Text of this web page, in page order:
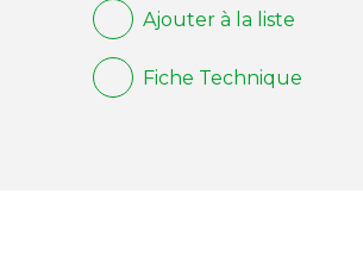
Ajouter à la liste
Fiche Technique